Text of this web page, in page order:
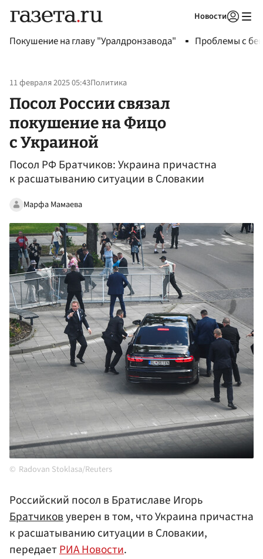
Новости
Покушение на главу "Уралдронзавода" Проблемы с
11 февраля 2025 05:43Политика
Посол России связал
покушение на Фицо
с Украиной
Посол РФ Братчиков: Украина причастна
к расшатыванию ситуации в Словакии
Марфа Мамаева
Radovan Stoklasa/Reuters
Российский посол в Братиславе Игорь
Братчиковуверен в том, что Украина причастна
к расшатыванию ситуации в Словакии,
передаетРИА Новости.